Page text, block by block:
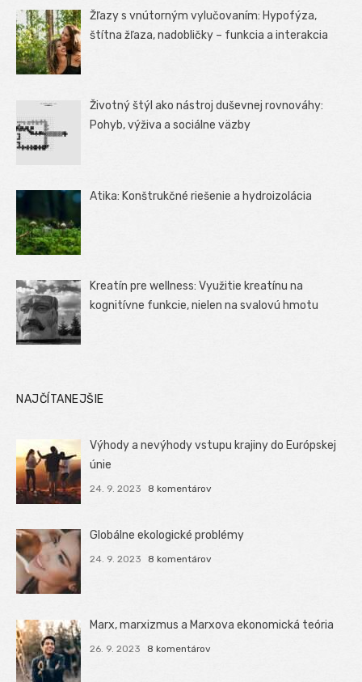
Žľazy s vnútorným vylučovaním: Hypofýza,
štítna žľaza, nadobličky – funkcia a interakcia
Životný štýl ako nástroj duševnej rovnováhy:
Pohyb, výživa a sociálne väzby
Atika: Konštrukčné riešenie a hydroizolácia
Kreatín pre wellness: Využitie kreatínu na
kognitívne funkcie, nielen na svalovú hmotu
NAJČÍTANEJŠIE
Výhody a nevýhody vstupu krajiny do Európskej
únie
24. 9. 2023 8 komentárov
Globálne ekologické problémy
24. 9. 2023 8 komentárov
Marx, marxizmus a Marxova ekonomická teória
26. 9. 2023 8 komentárov